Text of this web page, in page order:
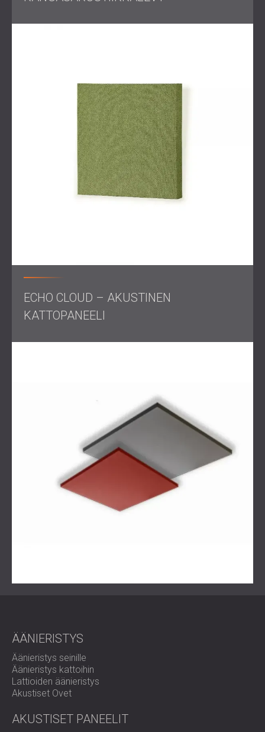
Lähestymistapamme sisälsi tiiviin yhteydenpidon
suunnittelusta asennukseen valmistui ajallaan ja budjetin
Toimiston akustista suorituskykyä parannettiin
merkittävästi, mikä johti hiljaisempaan ja mukavampaan
ympäristöön työntekijöille ja vierailijoille. Ohjauslevyjen ja
paneelien strateginen sijoitus hallitsi tehokkaasti ääntä
kaikilla avainalueilla asiakkaan tavoitteiden mukaisesti.
miellyttäviksi tiloiksi, jotka edistävät keskittynyttä työtä.
tänään keskustellaksesi räätälöidyistä ratkaisuista
työtilaasi ja varmistaaksesi ääniohjatun ympäristön.
ECHO CLOUD – AKUSTINEN
KATTOPANEELI
ÄÄNIERISTYS
Äänieristys seinille
Äänieristys kattoihin
Lattioiden äänieristys
Akustiset Ovet
AKUSTISET PANEELIT